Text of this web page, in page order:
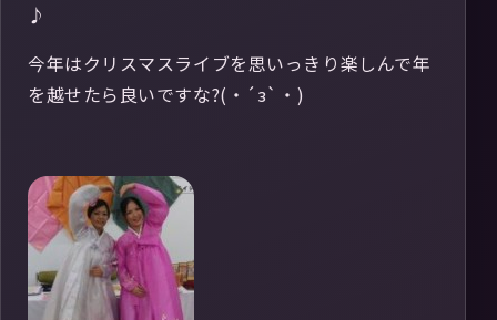
♪
今年はクリスマスライブを思いっきり楽しんで年
を越せたら良いですな?(・´з`・)